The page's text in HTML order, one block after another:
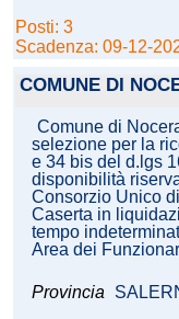
Posti: 3
Scadenza: 09-12-
COMUNE DI
Comune di
selezione per la
e 34 bis del d.lgs
disponibilità
Consorzio Unico
Caserta in
tempo
Area dei
Provincia